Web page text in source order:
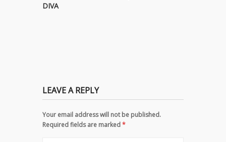
DIVA
LEAVE A REPLY
Your email address will not be published.
Required fields are marked*